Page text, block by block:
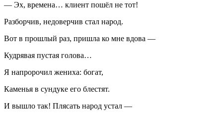
— Эх, времена… клиент пошёл не тот!
Разборчив, недоверчив стал народ.
Вот в прошлый раз, пришла ко мне вдова —
Кудрявая пустая голова…
Я напророчил жениха: богат,
Каменья в сундуке его блестят.
И вышло так! Плясать народ устал —